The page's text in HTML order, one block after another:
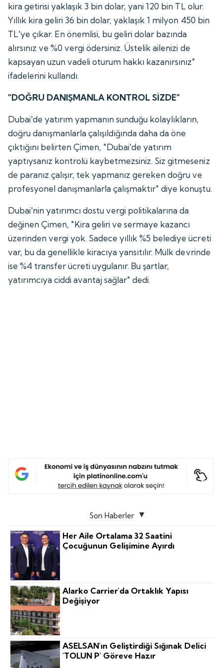
kira getirisi yaklaşık 3 bin dolar, yani 120 bin TL olur.
Yıllık kira geliri 36 bin dolar, yaklaşık 1 milyon 450 bin
TL'ye çıkar. En önemlisi, bu geliri dolar bazında
alırsınız ve %0 vergi ödersiniz. Üstelik ailenizi de
kapsayan uzun vadeli oturum hakkı kazanırsınız"
ifadelerini kullandı.
"DOĞRU DANIŞMANLA KONTROL SİZDE"
Dubai'de yatırım yapmanın sunduğu kolaylıkların,
doğru danışmanlarla çalışıldığında daha da öne
çıktığını belirten Çimen, "Dubai'de yatırım
yaptıysanız kontrolü kaybetmezsiniz. Siz gitmeseniz
de paranız çalışır, tek yapmanız gereken doğru ve
profesyonel danışmanlarla çalışmaktır" diye konuştu.
Dubai'nin yatırımcı dostu vergi politikalarına da
değinen Çimen, "Kira geliri ve sermaye kazancı
üzerinden vergi yok. Sadece yıllık %5 belediye ücreti
var, bu da genellikle kiracıya yansıtılır. Mülk devrinde
ise %4 transfer ücreti uygulanır. Bu şartlar,
yatırımcıya ciddi avantaj sağlar" dedi.
Son Haberler
Her Aile Ortalama 32 Saatini
Çocuğunun Gelişimine Ayırdı
Alarko Carrier'da Ortaklık Yapısı
Değişiyor
ASELSAN'ın Geliştirdiği Sığınak Delici
'TOLUN P' Göreve Hazır